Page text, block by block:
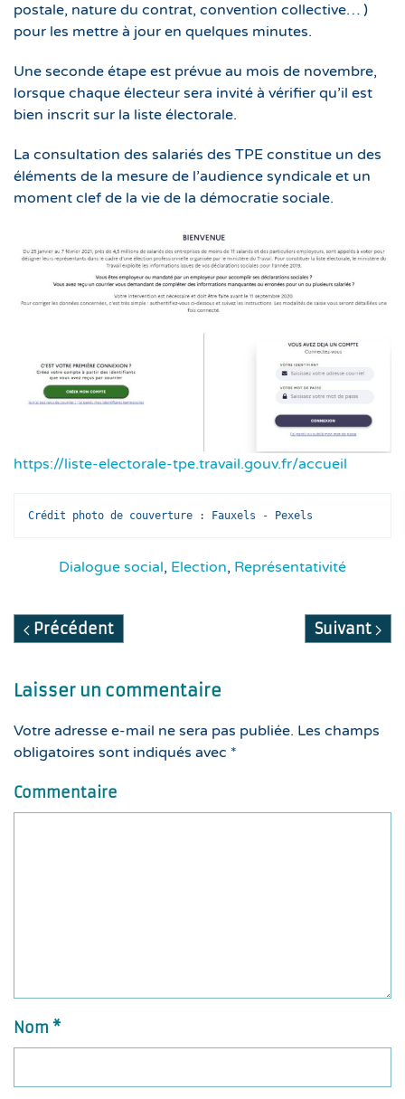
postale, nature du contrat, convention collective… )
pour les mettre à jour en quelques minutes.
Une seconde étape est prévue au mois de novembre,
lorsque chaque électeur sera invité à vérifier qu’il est
bien inscrit sur la liste électorale.
La consultation des salariés des TPE constitue un des
éléments de la mesure de l’audience syndicale et un
moment clef de la vie de la démocratie sociale.
https://liste-electorale-tpe.travail.gouv.fr/accueil
Crédit photo de couverture : Fauxels - Pexels
Dialogue social, Election, Représentativité
Précédent Suivant
Laisser un commentaire
Votre adresse e-mail ne sera pas publiée. Les champs
obligatoires sont indiqués avec *
Commentaire
Nom *